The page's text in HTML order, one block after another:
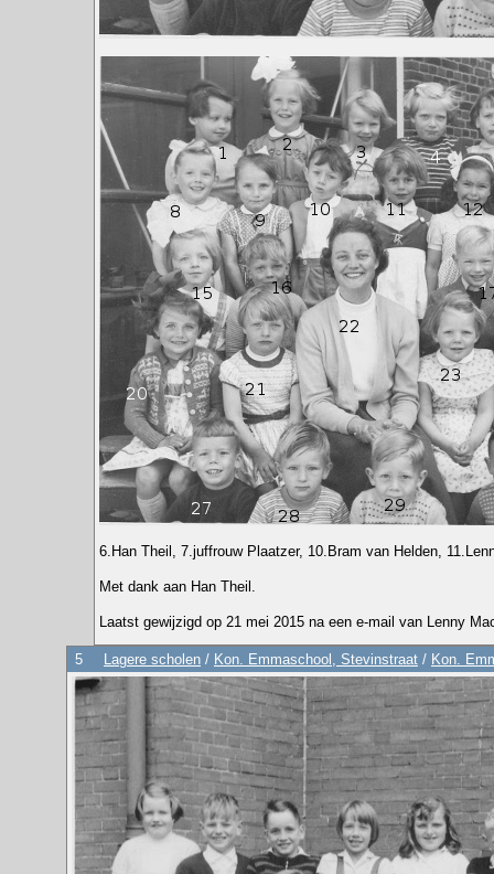
6.Han Theil, 7.juffrouw Plaatzer, 10.Bram van Helden,
Met dank aan Han Theil.
Laatst gewijzigd op 21 mei 2015 na een e-mail van Lenny
5 Lagere scholen / Kon. Emmaschool, Stevinstraat / Kon.